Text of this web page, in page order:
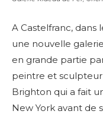
A Castelfranc, dans
une nouvelle
en grande partie
peintre et
Brighton qui a fait
New York avant de